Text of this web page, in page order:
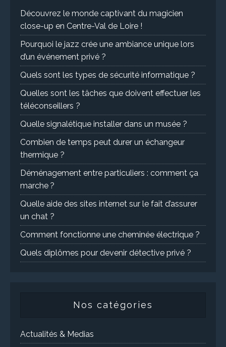
Découvrez le monde captivant du magicien
close-up en Centre-Val de Loire !
Pourquoi le jazz crée une ambiance unique lors
d’un événement privé ?
Quels sont les types de sécurité informatique ?
Quelles sont les tâches que doivent effectuer les
téléconseillers ?
Quelle signalétique installer dans un musée ?
Combien de temps peut durer un échangeur
thermique ?
Déménagement entre particuliers : comment ça
marche ?
Quelle aide des sites internet sur le fait d’assurer
un chat ?
Comment fonctionne une cheminée électrique ?
Quels diplômes pour devenir détective privé ?
Nos catégories
Actualités & Medias